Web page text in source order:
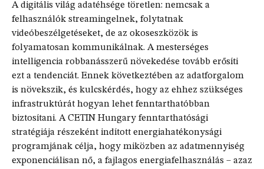
A digitális világ adatéhsége töretlen: nemcsak a
felhasználók streamingelnek, folytatnak
videóbeszélgetéseket, de az okoseszközök is
folyamatosan kommunikálnak. A mesterséges
intelligencia robbanásszerű növekedése tovább erősíti
ezt a tendenciát. Ennek következtében az adatforgalom
is növekszik, és kulcskérdés, hogy az ehhez szükséges
infrastruktúrát hogyan lehet fenntarthatóbban
biztosítani. A CETIN Hungary fenntarthatósági
stratégiája részeként indított energiahatékonysági
programjának célja, hogy miközben az adatmennyiség
exponenciálisan nő, a fajlagos energiafelhasználás – azaz